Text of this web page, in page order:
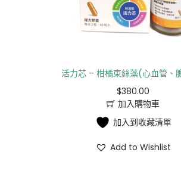
活力芯 – 柑橘束絲藻(心血管、
$380.00
加入購物車
加入到收藏清單
Add to Wishlist